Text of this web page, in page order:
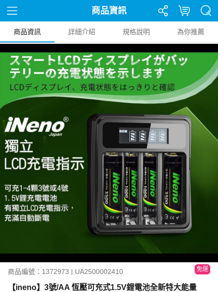
商品資訊
商品資訊 詳細介紹 規格說明 為你推薦
商品編號：1372973 | UA2500002410 免運
【ineno】3號/AA 恆壓可充式1.5V鋰電池全新特大能量